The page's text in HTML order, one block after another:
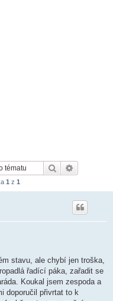
Hledat
1 z 1
stavu, ale chybí jen troška,
řadící páka, zařadit se
Koukal jsem zespoda a
doporučil přivrtat to k